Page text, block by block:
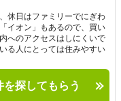
休日はファミリーでにぎわ
イオン」もあるので、買い
へのアクセスはしにくいで
る人にとっては住みやすい
探してもらう